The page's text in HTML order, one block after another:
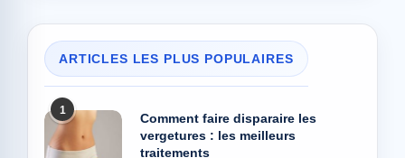
ARTICLES LES PLUS POPULAIRES
1
Comment faire disparaire les
vergetures : les meilleurs
traitements